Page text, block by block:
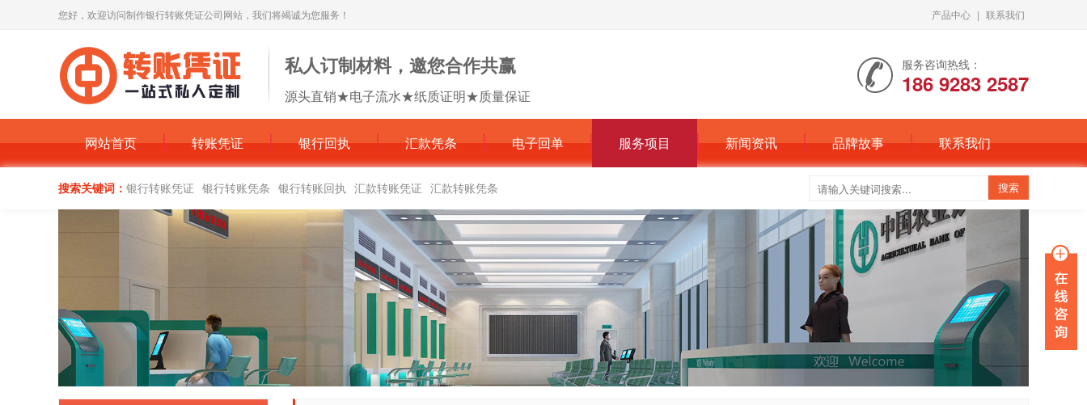
您好，欢迎访问制作银行转账凭证公司网站，我们将竭诚为您服务！ 产品中心 | 联系我们
私人订制材料，邀您合作共赢
源头直销★电子流水★纸质证明★质量保证
服务咨询热线：
186 9283 2587
网站首页 转账凭证 银行回执 汇款凭条 电子回单 服务项目 新闻资讯 品牌故事 联系我们
搜索关键词： 银行转账凭证 银行转账凭条 银行转账回执 汇款转账凭证 汇款转账凭条